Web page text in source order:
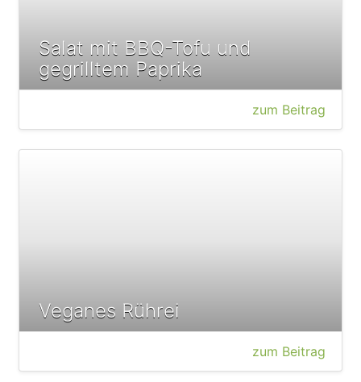
Salat mit BBQ-Tofu und
gegrilltem Paprika
zum Beitrag
Veganes Rührei
zum Beitrag